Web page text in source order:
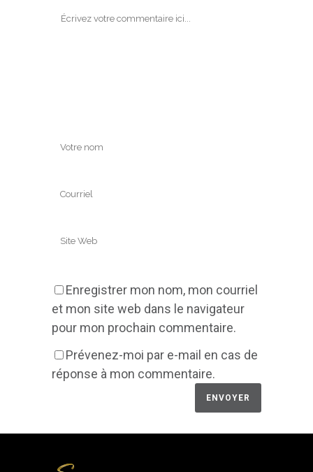
Enregistrer mon nom, mon courriel
et mon site web dans le navigateur
pour mon prochain commentaire.
Prévenez-moi par e-mail en cas de
réponse à mon commentaire.